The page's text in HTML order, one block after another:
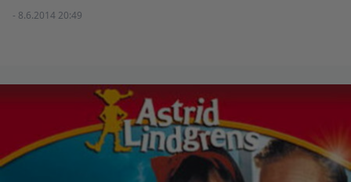
- 8.6.2014 20:49